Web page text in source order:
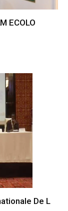
ECOLO
De L